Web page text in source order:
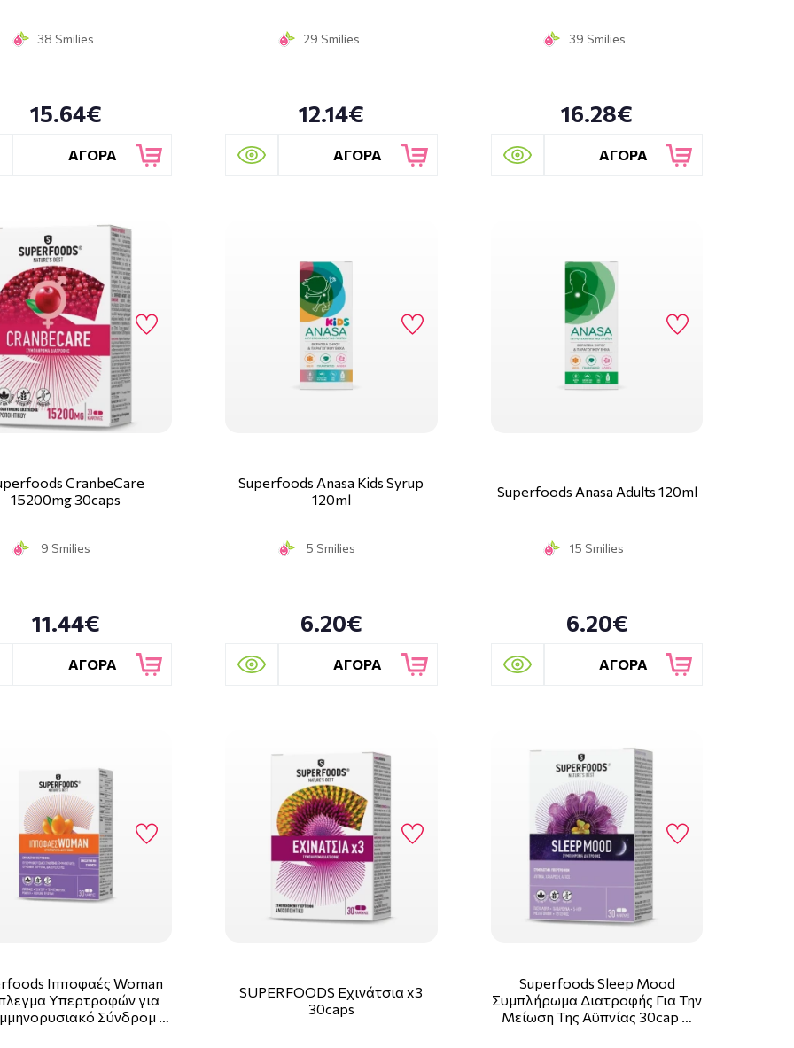
38 Smilies
15.64€
ΑΓΟΡΑ
29 Smilies
12.14€
ΑΓΟΡΑ
39 Smilies
16.28€
ΑΓΟΡΑ
CranbeCare
15200mg 30caps
9 Smilies
11.44€
ΑΓΟΡΑ
Superfoods Anasa Kids Syrup
120ml
5 Smilies
6.20€
ΑΓΟΡΑ
Superfoods Anasa Adults 120ml
15 Smilies
6.20€
ΑΓΟΡΑ
Ιπποφαές Woman
Υπερτροφών για
Σύνδρομ …
SUPERFOODS Εχινάτσια x3
30caps
Superfoods Sleep Mood
Συμπλήρωμα Διατροφής Για Την
Μείωση Της Αϋπνίας 30cap …